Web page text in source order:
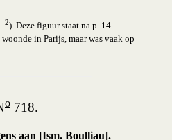
2) Deze figuur staat na p. 14.
in Parijs, maar was vaak op
o 718.
aan [Ism. Boulliau].